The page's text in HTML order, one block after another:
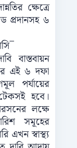
ক্ষেত্রে
প্রদানসহ ৬
¯
বাস্তবায়ন
এই ৬ দফা
পর্যায়ের
হবে।
লক্ষে
সমূহের
এখন স্বাস্থ্য